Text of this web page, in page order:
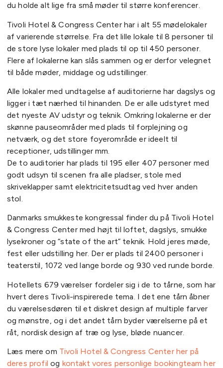
du holde alt lige fra små møder til større konferencer.
Tivoli Hotel & Congress Center har i alt 55 mødelokaler
af varierende størrelse. Fra det lille lokale til 8 personer til
de store lyse lokaler med plads til op til 450 personer.
Flere af lokalerne kan slås sammen og er derfor velegnet
til både møder, middage og udstillinger.
Alle lokaler med undtagelse af auditorierne har dagslys og
ligger i tæt nærhed til hinanden. De er alle udstyret med
det nyeste AV udstyr og teknik. Omkring lokalerne er der
skønne pauseområder med plads til forplejning og
netværk, og det store foyerområde er ideelt til
receptioner, udstillinger mm.
De to auditorier har plads til 195 eller 407 personer med
godt udsyn til scenen fra alle pladser, stole med
skriveklapper samt elektricitetsudtag ved hver anden
stol.
Danmarks smukkeste kongressal finder du på Tivoli Hotel
& Congress Center med højt til loftet, dagslys, smukke
lysekroner og “state of the art” teknik. Hold jeres møde,
fest eller udstilling her. Der er plads til 2400 personer i
teaterstil, 1072 ved lange borde og 930 ved runde borde.
Hotellets 679 værelser fordeler sig i de to tårne, som har
hvert deres Tivoli-inspirerede tema. I det ene tårn åbner
du værelsesdøren til et diskret design af multiple farver
og mønstre, og i det andet tårn byder værelserne på et
råt, nordisk design af træ og lyse, bløde nuancer.
Læs mere om Tivoli Hotel & Congress Center her på
deres profil og kontakt vores personlige bookingteam her